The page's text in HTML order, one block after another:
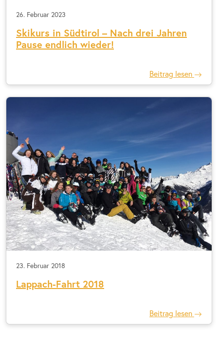
26. Februar 2023
Skikurs in Südtirol – Nach drei Jahren
Pause endlich wieder!
Beitrag lesen
23. Februar 2018
Lappach-Fahrt 2018
Beitrag lesen